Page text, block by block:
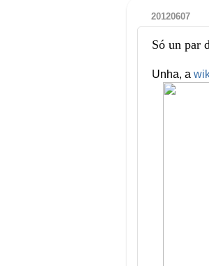
20120607
Só un par
Unha, a